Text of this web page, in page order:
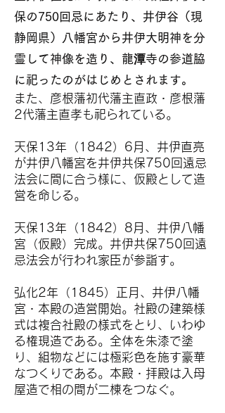
保の750回忌にあたり、 井伊谷（現
静岡県）八幡宮から井伊大明神を分
霊して神像を造り、龍潭寺の参道脇
に祀ったのがはじめとされます。
また、彦根藩初代藩主直政・彦根藩
2代藩主直孝も祀られている。
天保13年（1842）6月、井伊直亮
が井伊八幡宮を井伊共保750回遠忌
法会に間に合う様に、仮殿として造
営を命じる。
天保13年（1842）8月、井伊八幡
宮（仮殿）完成。井伊共保750回遠
忌法会が行われ家臣が参詣す。
弘化2年（1845）正月、井伊八幡
宮・本殿の造営開始。社殿の建築様
式は複合社殿の様式をとり、いわゆ
る権現造である。全体を朱漆で塗
り、組物などには極彩色を施す豪華
なつくりである。本殿・拝殿は入母
屋造で相の間が二棟をつなぐ。